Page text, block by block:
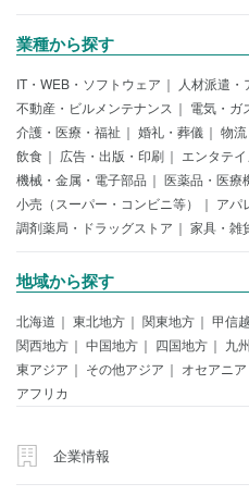
業種から探す
IT・WEB・ソフトウェア 人材派遣
不動産・ビルメンテナンス
電気・ガ
介護・医療・福祉
婚礼・葬儀 物
飲食
広告・出版・印刷 エンタテ
機械・金属・電子部品
医薬品・医療
小売（スーパー・コンビニ等）
アパ
調剤薬局・ドラッグストア
家具・雑
地域から探す
北海道 東北地方 関東地方 甲信
関西地方
中国地方 四国地方 九
東アジア
その他アジア オセアニア
アフリカ
企業情報